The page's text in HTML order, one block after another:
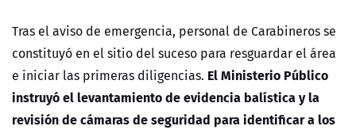
Tras el aviso de emergencia, personal de Carabinerosse
constituyó en el sitio del suceso para resguardar el área
e iniciar las primeras diligencias. El Ministerio Público
instruyó el levantamiento de evidencia balística y la
revisión de cámaras de seguridad para identificar a los